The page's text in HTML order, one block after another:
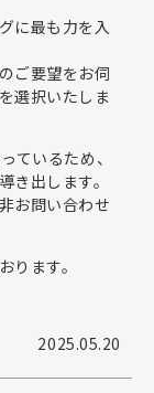
に最も力を入
ご要望をお伺
選択いたしま
ているため、
き出します。
お問い合わせ
ります。
2025.05.20